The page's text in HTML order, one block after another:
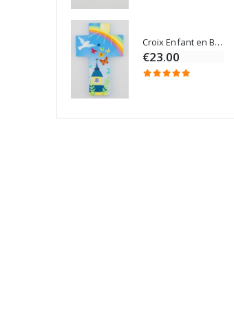
Croix Enfant en Bois Eglise Papillons et Arc-en-ciel 15 cm
€23.00